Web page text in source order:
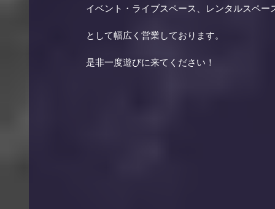
イベント・ライブスペース、レンタルスペース
として幅広く営業しております。
是非一度遊びに来てください！